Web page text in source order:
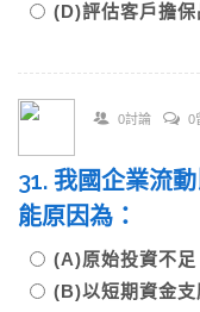
(D)評估客戶擔保
0討論 0
31. 我國企業流
能原因為：
(A)原始投資不
(B)以短期資金